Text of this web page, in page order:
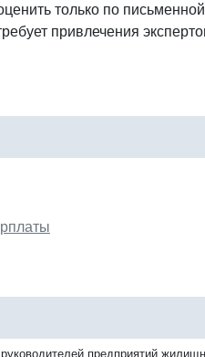
только по
привлечения
руководителей предприятий